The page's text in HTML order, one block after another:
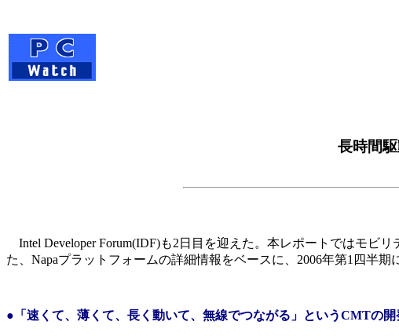
長時間
Intel Developer Forum(IDF)も2日目を迎えた。本レポートではモビ
た、Napaプラットフォームの詳細情報をベースに、2006年第1四半
●「速くて、薄くて、長く動いて、無線でつながる」というCMTの